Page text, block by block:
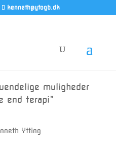
kenneth@ytogb.dk
muligheder
end terapi”
Ytting